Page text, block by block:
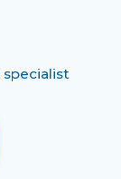
specialist